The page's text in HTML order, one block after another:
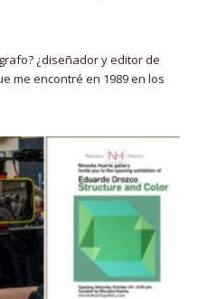
¿diseñador y editor de
me encontré en 1989 en los